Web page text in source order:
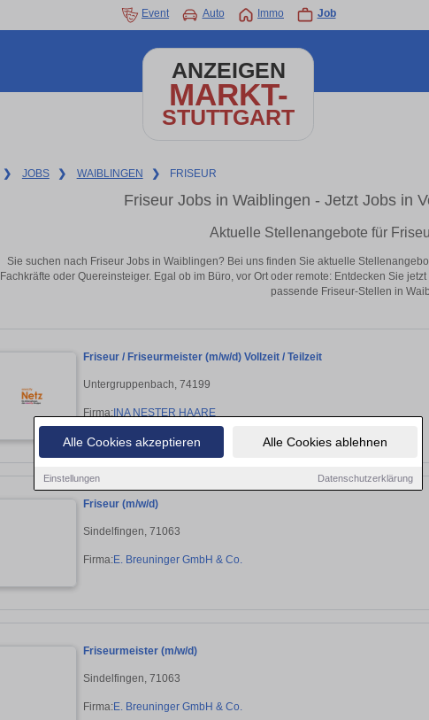
Alle Cookies akzeptieren Alle Cookies ablehnen
Einstellungen Datenschutzerklärung
Event Auto Immo Job
ANZEIGEN
MARKT-
STUTTGART
❯ JOBS ❯ WAIBLINGEN ❯ FRISEUR
Friseur Jobs in Waiblingen - Jetzt Jobs in
Aktuelle Stellenangebote für
Sie suchen nach Friseur Jobs in Waiblingen? Bei uns finden Sie aktuelle
Fachkräfte oder Quereinsteiger. Egal ob im Büro, vor Ort oder remote: Entdecken Sie
passende Friseur-Stellen in
Friseur / Friseurmeister (m/w/d) Vollzeit / Teilzeit
Untergruppenbach, 74199
Firma:INA NESTER HAARE
Friseur (m/w/d)
Sindelfingen, 71063
Firma:E. Breuninger GmbH & Co.
Friseurmeister (m/w/d)
Sindelfingen, 71063
Firma:E. Breuninger GmbH & Co.